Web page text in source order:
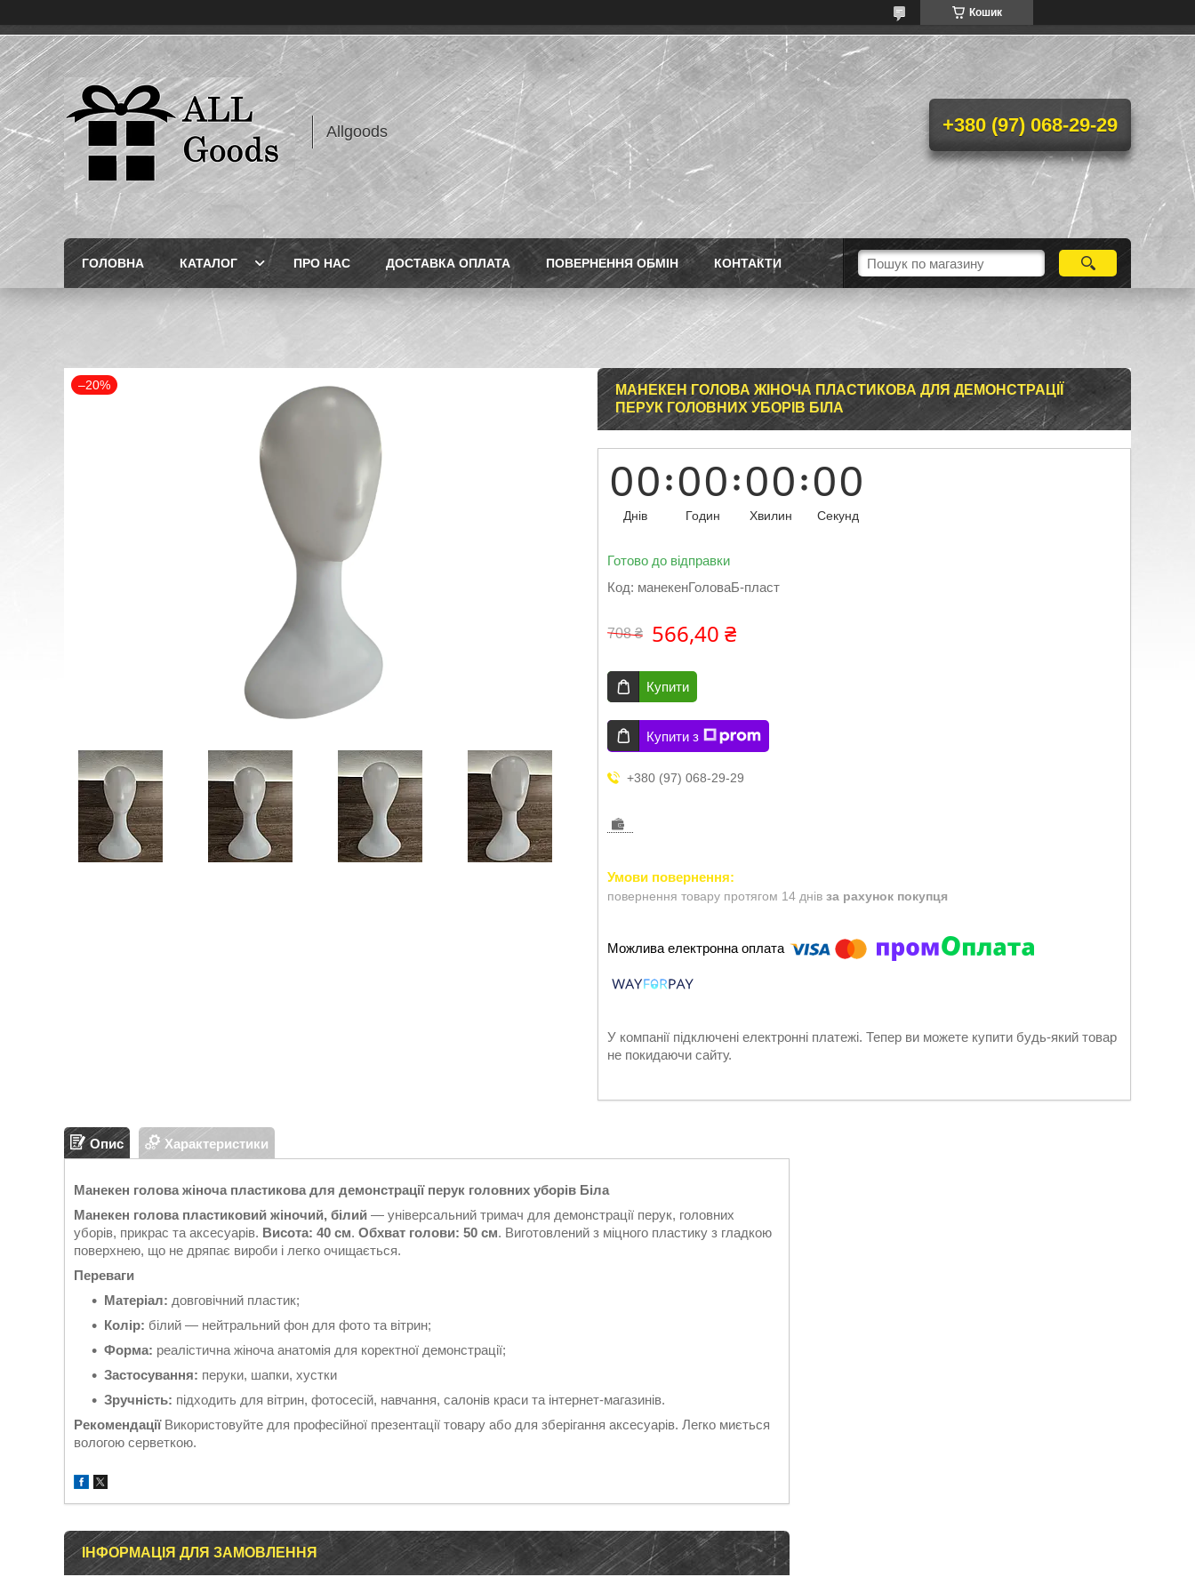
Кошик
Allgoods +380 (97) 068-29-29
ГОЛОВНА КАТАЛОГ ПРО НАС ДОСТАВКА ОПЛАТА ПОВЕРНЕННЯ ОБМІН КОНТАКТИ
–20%
МАНЕКЕН ГОЛОВА ЖІНОЧА ПЛАСТИКОВА ДЛЯ ДЕМОНСТРАЦІЇ
ПЕРУК ГОЛОВНИХ УБОРІВ БІЛА
00
Днів
00
Годин
00
Хвилин
00
Секунд
Готово до відправки
Код: манекенГоловаБ-пласт
708 ₴ 566,40 ₴
Купити
Купити з
+380 (97) 068-29-29
повернення товару протягом 14 днів за рахунок покупця
У компанії підключені електронні платежі. Тепер ви можете купити будь-який товар
не покидаючи сайту.
Опис Характеристики
Манекен голова жіноча пластикова для демонстрації перук головних уборів Біла
Манекен голова пластиковий жіночий, білий — універсальний тримач для демонстрації перук, головних
уборів, прикрас та аксесуарів. Висота: 40 см. Обхват голови: 50 см. Виготовлений з міцного пластику з гладкою
поверхнею, що не дряпає вироби і легко очищається.
Переваги
Матеріал: довговічний пластик;
Колір: білий — нейтральний фон для фото та вітрин;
Форма: реалістична жіноча анатомія для коректної демонстрації;
Застосування: перуки, шапки, хустки
Зручність: підходить для вітрин, фотосесій, навчання, салонів краси та інтернет-магазинів.
РекомендаціїВикористовуйте для професійної презентації товару або для зберігання аксесуарів. Легко миється
вологою серветкою.
ІНФОРМАЦІЯ ДЛЯ ЗАМОВЛЕННЯ